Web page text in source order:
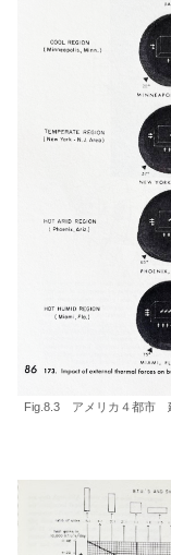
Fig.8.3 アメリカ４都市